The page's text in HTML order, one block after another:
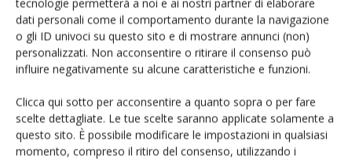
dati personali come il comportamento durante la navigazione
o gli ID univoci su questo sito e di mostrare annunci (non)
personalizzati. Non acconsentire o ritirare il consenso può
influire negativamente su alcune caratteristiche e funzioni.
Clicca qui sotto per acconsentire a quanto sopra o per fare
scelte dettagliate. Le tue scelte saranno applicate solamente a
questo sito. È possibile modificare le impostazioni in qualsiasi
momento, compreso il ritiro del consenso, utilizzando i
PCB Magazine